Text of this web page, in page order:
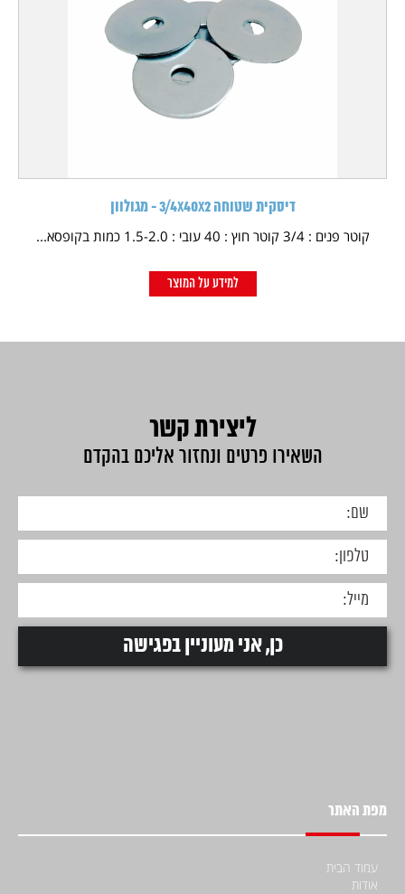
דיסקית שטוחה 3/4X40X2 - מגולוון
קוטר פנים : 3/4 קוטר חוץ : 40 עובי : 1.5-2.0 כמות בקופסא...
למידע על המוצר
ליצירת קשר
השאירו פרטים ונחזור אליכם בהקדם
מפת האתר
עמוד הבית
אודות